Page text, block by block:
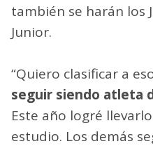
también se harán los
Junior.
“Quiero clasificar a
seguir siendo atleta
Este año logré
estudio. Los demás